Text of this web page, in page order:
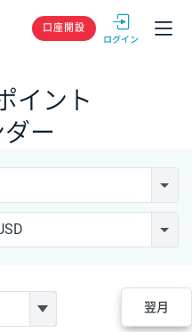
GMOクリック
口座開設
イント
ー
翌月